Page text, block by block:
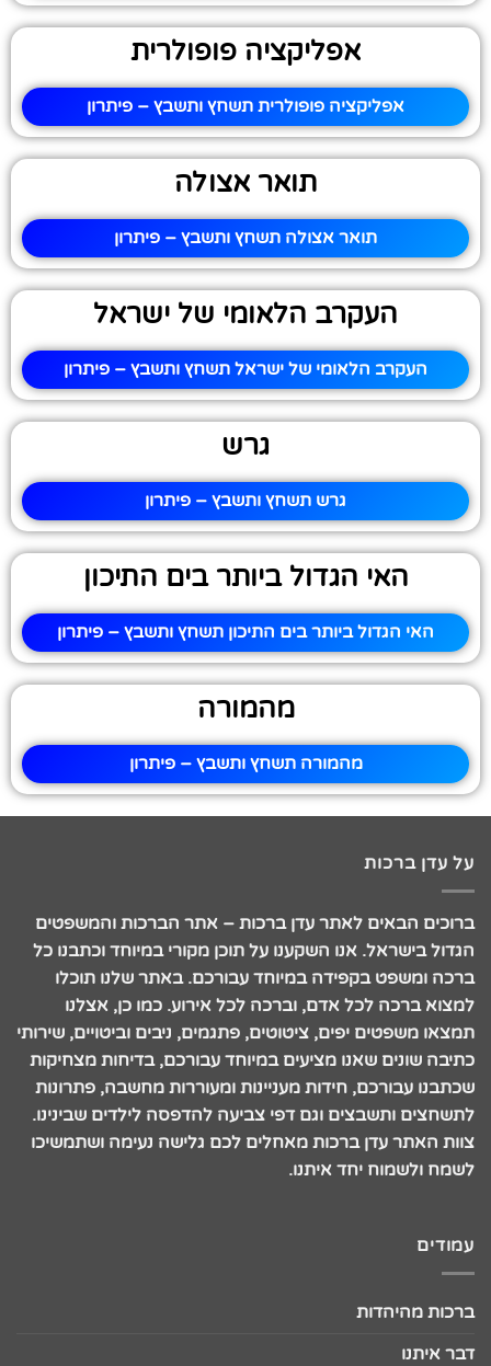
אפליקציה פופולרית
אפליקציה פופולרית תשחץ ותשבץ – פיתרון
תואר אצולה
תואר אצולה תשחץ ותשבץ – פיתרון
העקרב הלאומי של ישראל
העקרב הלאומי של ישראל תשחץ ותשבץ – פיתרון
גרש
גרש תשחץ ותשבץ – פיתרון
האי הגדול ביותר בים התיכון
האי הגדול ביותר בים התיכון תשחץ ותשבץ – פיתרון
מהמורה
מהמורה תשחץ ותשבץ – פיתרון
על עדן ברכות
ברוכים הבאים לאתר עדן ברכות – אתר הברכות והמשפטים
הגדול בישראל. אנו השקענו על תוכן מקורי במיוחד וכתבנו כל
ברכה ומשפט בקפידה במיוחד עבורכם. באתר שלנו תוכלו
למצוא ברכה לכל אדם, וברכה לכל אירוע. כמו כן, אצלנו
תמצאו משפטים יפים, ציטוטים, פתגמים, ניבים וביטויים, שירותי
כתיבה שונים שאנו מציעים במיוחד עבורכם, בדיחות מצחיקות
שכתבנו עבורכם, חידות מעניינות ומעוררות מחשבה, פתרונות
לתשחצים ותשבצים וגם דפי צביעה להדפסה לילדים שבינינו.
צוות האתר עדן ברכות מאחלים לכם גלישה נעימה ושתמשיכו
לשמח ולשמוח יחד איתנו.
עמודים
ברכות מהיהדות
דבר איתנו